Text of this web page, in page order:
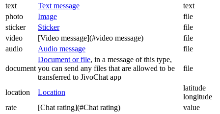
text
Text message
text
photo
Image
file
sticker
Sticker
file
video
[Video message](#video message)
file
audio
Audio message file
document
Document or file, in a message of this type,
you can send any files that are allowed to be
transferred to JivoChat app
file
location Location
latitude
longitude
rate
[Chat rating](#Chat rating)
value